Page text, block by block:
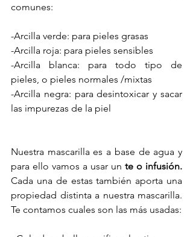
comunes:
-Arcilla verde: para pieles grasas
-Arcilla roja: para pieles sensibles
-Arcilla blanca: para todo tipo de
pieles, o pieles normales /mixtas
-Arcilla negra: para desintoxicar y sacar
las impurezas de la piel
Nuestra mascarilla es a base de agua y
para ello vamos a usar un te o infusión.
Cada una de estas también aporta una
propiedad distinta a nuestra mascarilla.
Te contamos cuales son las más usadas: